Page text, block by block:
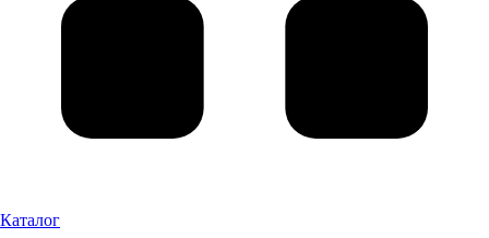
Каталог